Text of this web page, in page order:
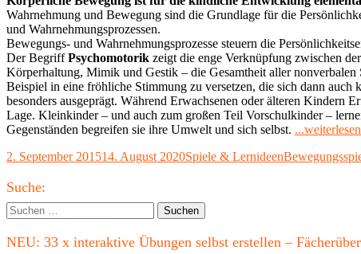
Wahrnehmung und Bewegung sind die Grundlage für die
und Wahrnehmungsprozessen.
Bewegungs- und Wahrnehmungsprozesse steuern die
Der BegriffPsychomotorik zeigt die enge Verknüpfung zwischen
Körperhaltung, Mimik und Gestik – die Gesamtheit aller
Beispiel in eine fröhliche Stimmung zu versetzen, die sich dann
besonders ausgeprägt. Während Erwachsenen oder älteren Kindern
Lage. Kleinkinder – und auch zum großen Teil Vorschulkinder –
Gegenständen begreifen sie ihre Umwelt und sich selbst. ...weiterlesen
Veröffentlicht
2. September 201514. August 2020Kategorien
Spiele & LernideenSchlagwörter
Haupt-
Seitenleiste
Suche:
Suchen
nach:
NEU: 33 x interaktive Übungen selbst erstellen –